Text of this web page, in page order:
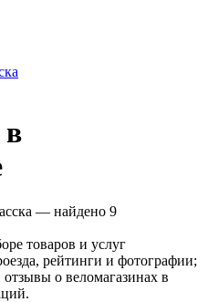
— найдено 9
товаров и услуг
рейтинги и фотографии;
о веломагазинах в